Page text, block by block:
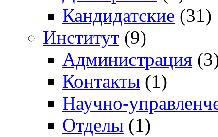
Кандидатские (31)
Институт (9)
Администрация
Контакты (1)
Научно-
Отделы (1)